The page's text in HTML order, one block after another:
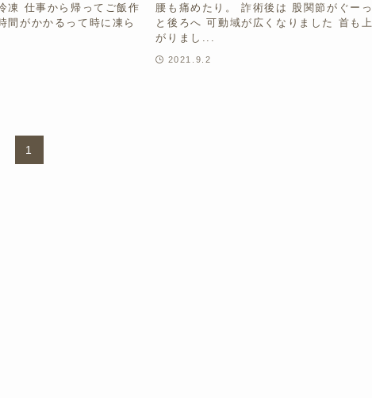
凍 仕事から帰ってご飯作
間がかかるって時に凍ら
腰も痛めたり。 詐術後は 股関節がぐーっ
と後ろへ 可動域が広くなりました 首も上
がりまし...
2021.9.2
1